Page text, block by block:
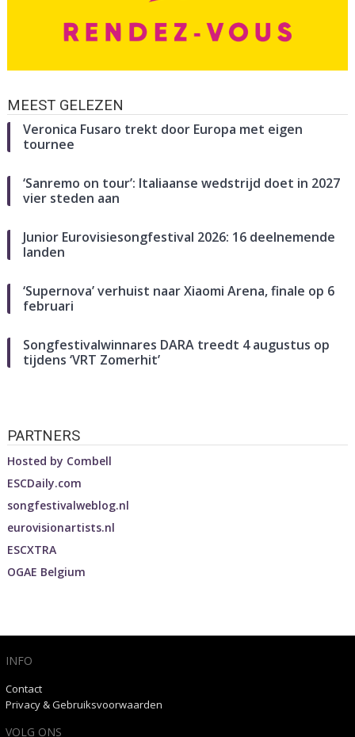
MEEST GELEZEN
Veronica Fusaro trekt door Europa met eigen
tournee
‘Sanremo on tour’: Italiaanse wedstrijd doet in 2027
vier steden aan
Junior Eurovisiesongfestival 2026: 16 deelnemende
landen
‘Supernova’ verhuist naar Xiaomi Arena, finale op 6
februari
Songfestivalwinnares DARA treedt 4 augustus op
tijdens ‘VRT Zomerhit’
PARTNERS
Hosted by Combell
ESCDaily.com
songfestivalweblog.nl
eurovisionartists.nl
ESCXTRA
OGAE Belgium
INFO
Contact
Privacy & Gebruiksvoorwaarden
VOLG ONS